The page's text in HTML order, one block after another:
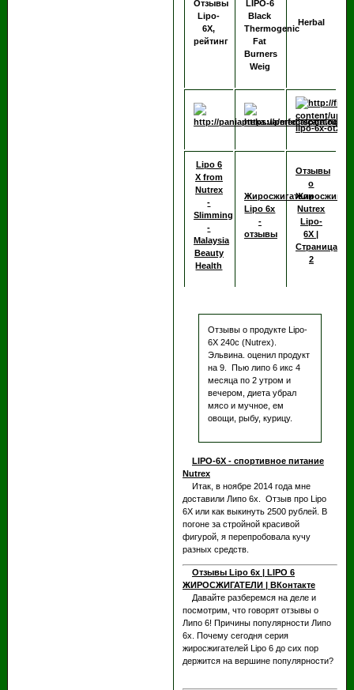
Отзывы
Lipo-
6X,
рейтинг
LIPO-6
Black
Thermogenic
Fat
Burners
Weig
Herbal
Lipo 6
X from
Nutrex
-
Slimming
-
Malaysia
Beauty
Health
Жиросжигатели
Lipo 6x
-
отзывы
Отзывы
о
Nutrex
Lipo-
6X |
Страница
2
Отзывы о продукте Lipo-
6X 240c (Nutrex).
Эльвина. оценил продукт
на 9. Пью липо 6 икс 4
месяца по 2 утром и
вечером, диета убрал
мясо и мучное, ем
овощи, рыбу, курицу.
LIPO-6X - спортивное питание
Nutrex
Итак, в ноябре 2014 года мне
доставили Липо 6х. Отзыв про Lipo
6Х или как выкинуть 2500 рублей. В
погоне за стройной красивой
фигурой, я перепробовала кучу
разных средств.
Отзывы Lipo 6x | LIPO 6
ЖИРОСЖИГАТЕЛИ | ВКонтакте
Давайте разберемся на деле и
посмотрим, что говорят отзывы о
Липо 6! Причины популярности Липо
6х. Почему сегодня серия
жиросжигателей Lipo 6 до сих пор
держится на вершине популярности?